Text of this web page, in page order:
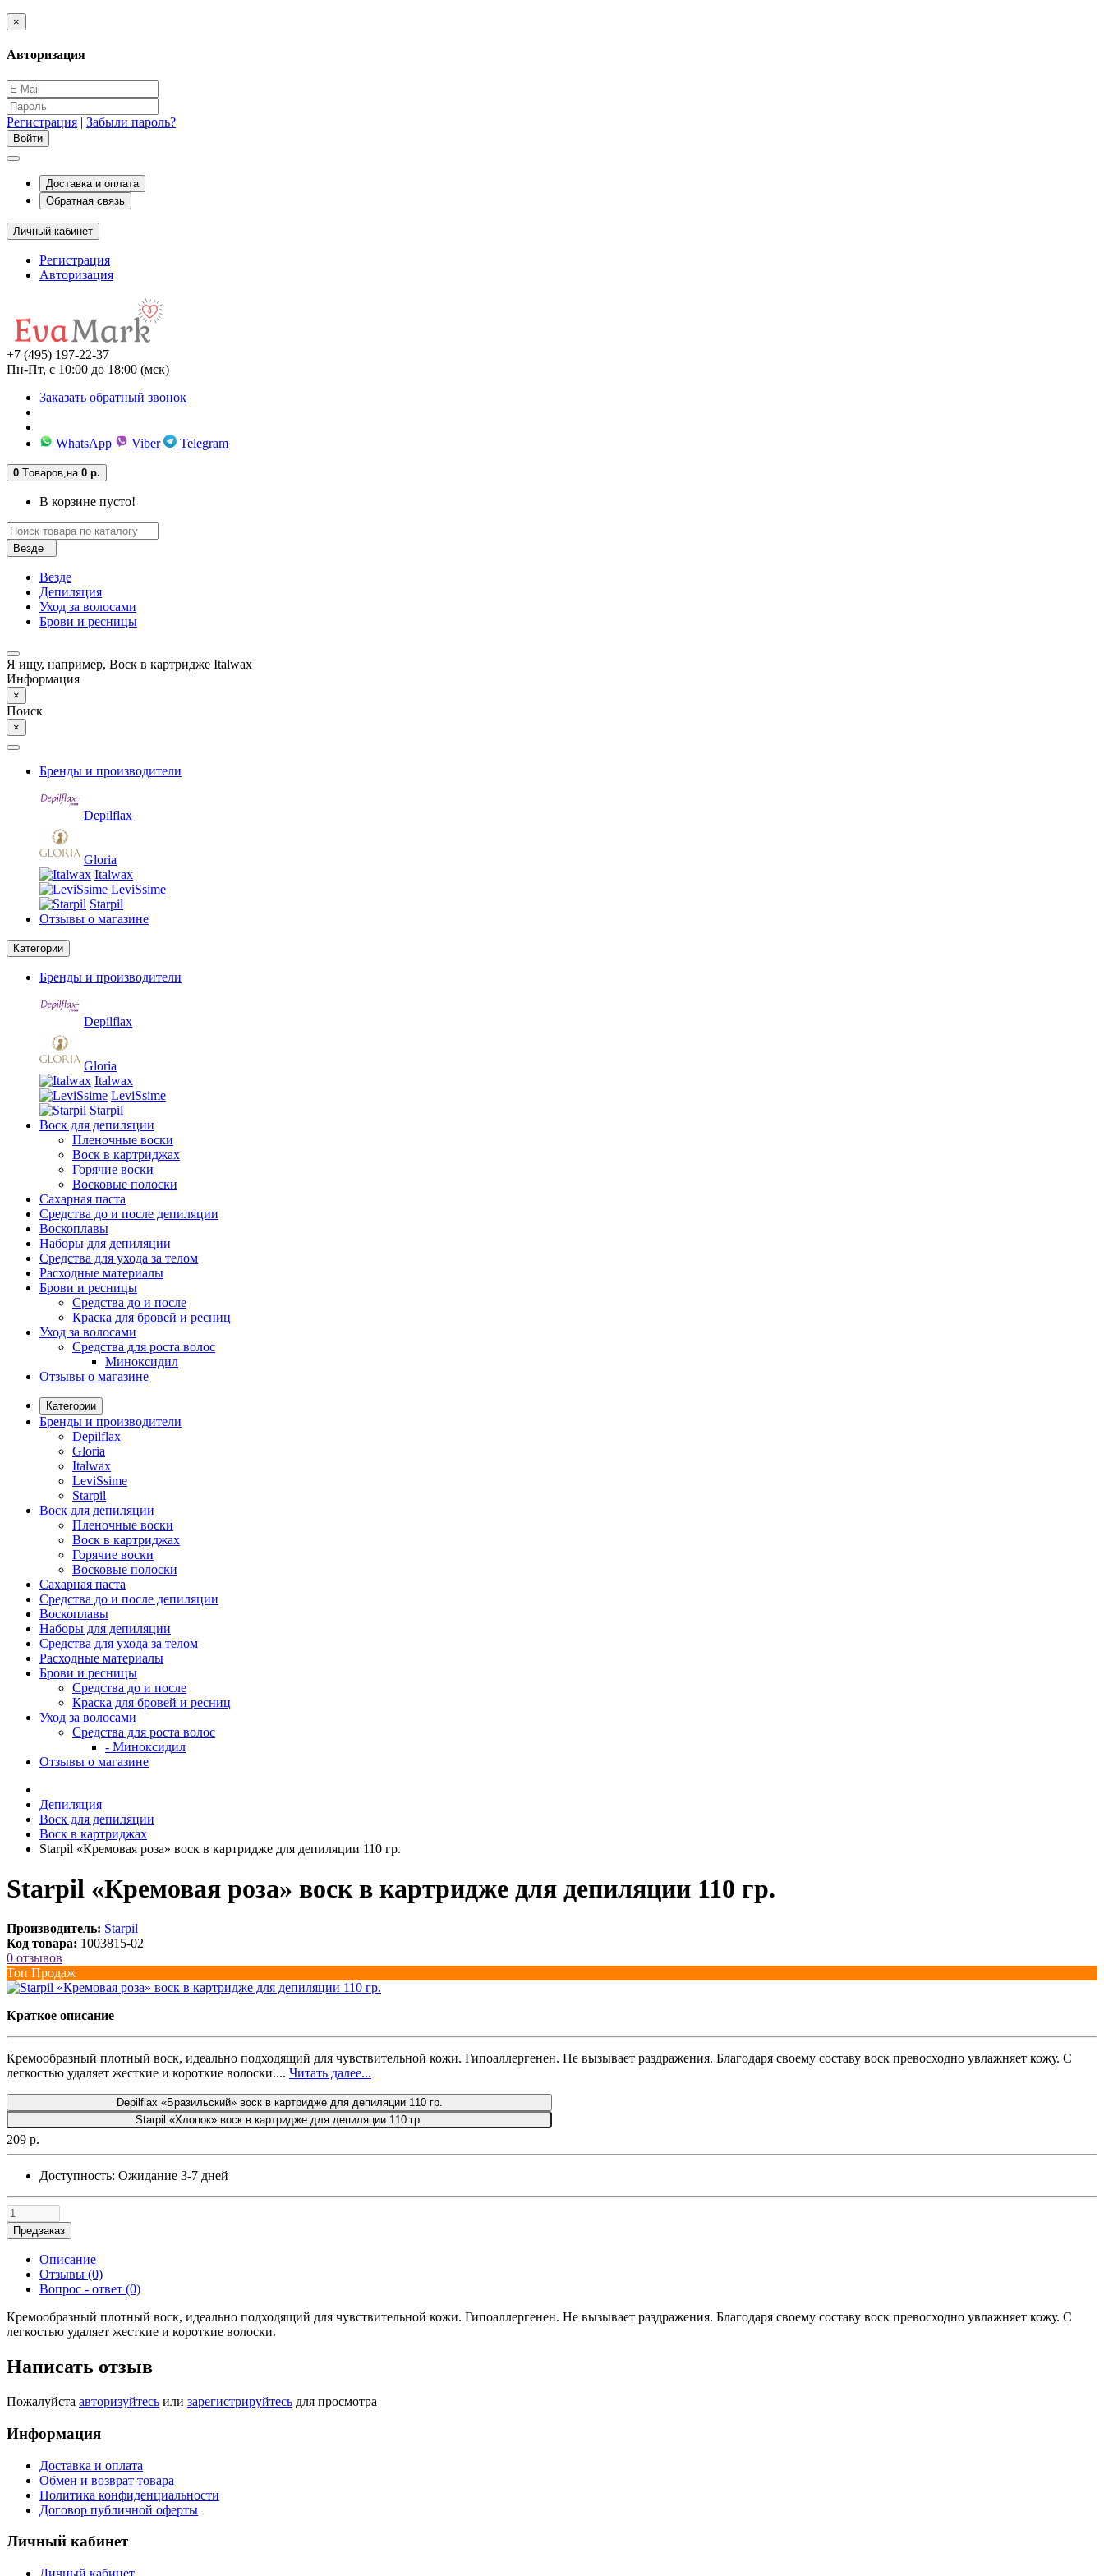
×
Авторизация
Регистрация | Забыли пароль?
Доставка и оплата
Обратная связь
Личный кабинет
Регистрация
Авторизация
+7 (495) 197-22-37
Пн-Пт, с 10:00 до 18:00 (мск)
Заказать обратный звонок
WhatsApp Viber Telegram
0 Tоваров, на 0 р.
В корзине пусто!
Везде
Везде
Депиляция
Уход за волосами
Брови и ресницы
Я ищу, например, Воск в картридже Italwax
Информация
×
Поиск
×
Бренды и производители
Depilflax
Gloria
Italwax
LeviSsime
Starpil
Отзывы о магазине
Категории
Бренды и производители
Depilflax
Gloria
Italwax
LeviSsime
Starpil
Воск для депиляции
Пленочные воски
Воск в картриджах
Горячие воски
Восковые полоски
Сахарная паста
Средства до и после депиляции
Воскоплавы
Наборы для депиляции
Средства для ухода за телом
Расходные материалы
Брови и ресницы
Средства до и после
Краска для бровей и ресниц
Уход за волосами
Средства для роста волос
Миноксидил
Отзывы о магазине
Категории
Бренды и производители
Depilflax
Gloria
Italwax
LeviSsime
Starpil
Воск для депиляции
Пленочные воски
Воск в картриджах
Горячие воски
Восковые полоски
Сахарная паста
Средства до и после депиляции
Воскоплавы
Наборы для депиляции
Средства для ухода за телом
Расходные материалы
Брови и ресницы
Средства до и после
Краска для бровей и ресниц
Уход за волосами
Средства для роста волос
- Миноксидил
Отзывы о магазине
Депиляция
Воск для депиляции
Воск в картриджах
Starpil «Кремовая роза» воск в картридже для депиляции 110 гр.
Starpil «Кремовая роза» воск в картридже для депиляции 110 гр.
Производитель: Starpil
Код товара: 1003815-02
0 отзывов
Топ Продаж
Краткое описание
Кремообразный плотный воск, идеально подходящий для чувствительной кожи. Гипоаллергенен. Не вызывает раздражения. Благодаря своему составу воск превосходно увлажняет кожу. С
легкостью удаляет жесткие и короткие волоски.... Читать далее...
Depilflax «Бразильский» воск в картридже для депиляции 110 гр.
Starpil «Хлопок» воск в картридже для депиляции 110 гр.
209 р.
Доступность: Ожидание 3-7 дней
Предзаказ
Описание
Отзывы (0)
Вопрос - ответ (0)
Кремообразный плотный воск, идеально подходящий для чувствительной кожи. Гипоаллергенен. Не вызывает раздражения. Благодаря своему составу воск превосходно увлажняет кожу. С
легкостью удаляет жесткие и короткие волоски.
Написать отзыв
Пожалуйста авторизуйтесь или зарегистрируйтесь для просмотра
Информация
Доставка и оплата
Обмен и возврат товара
Политика конфиденциальности
Договор публичной оферты
Личный кабинет
Личный кабинет